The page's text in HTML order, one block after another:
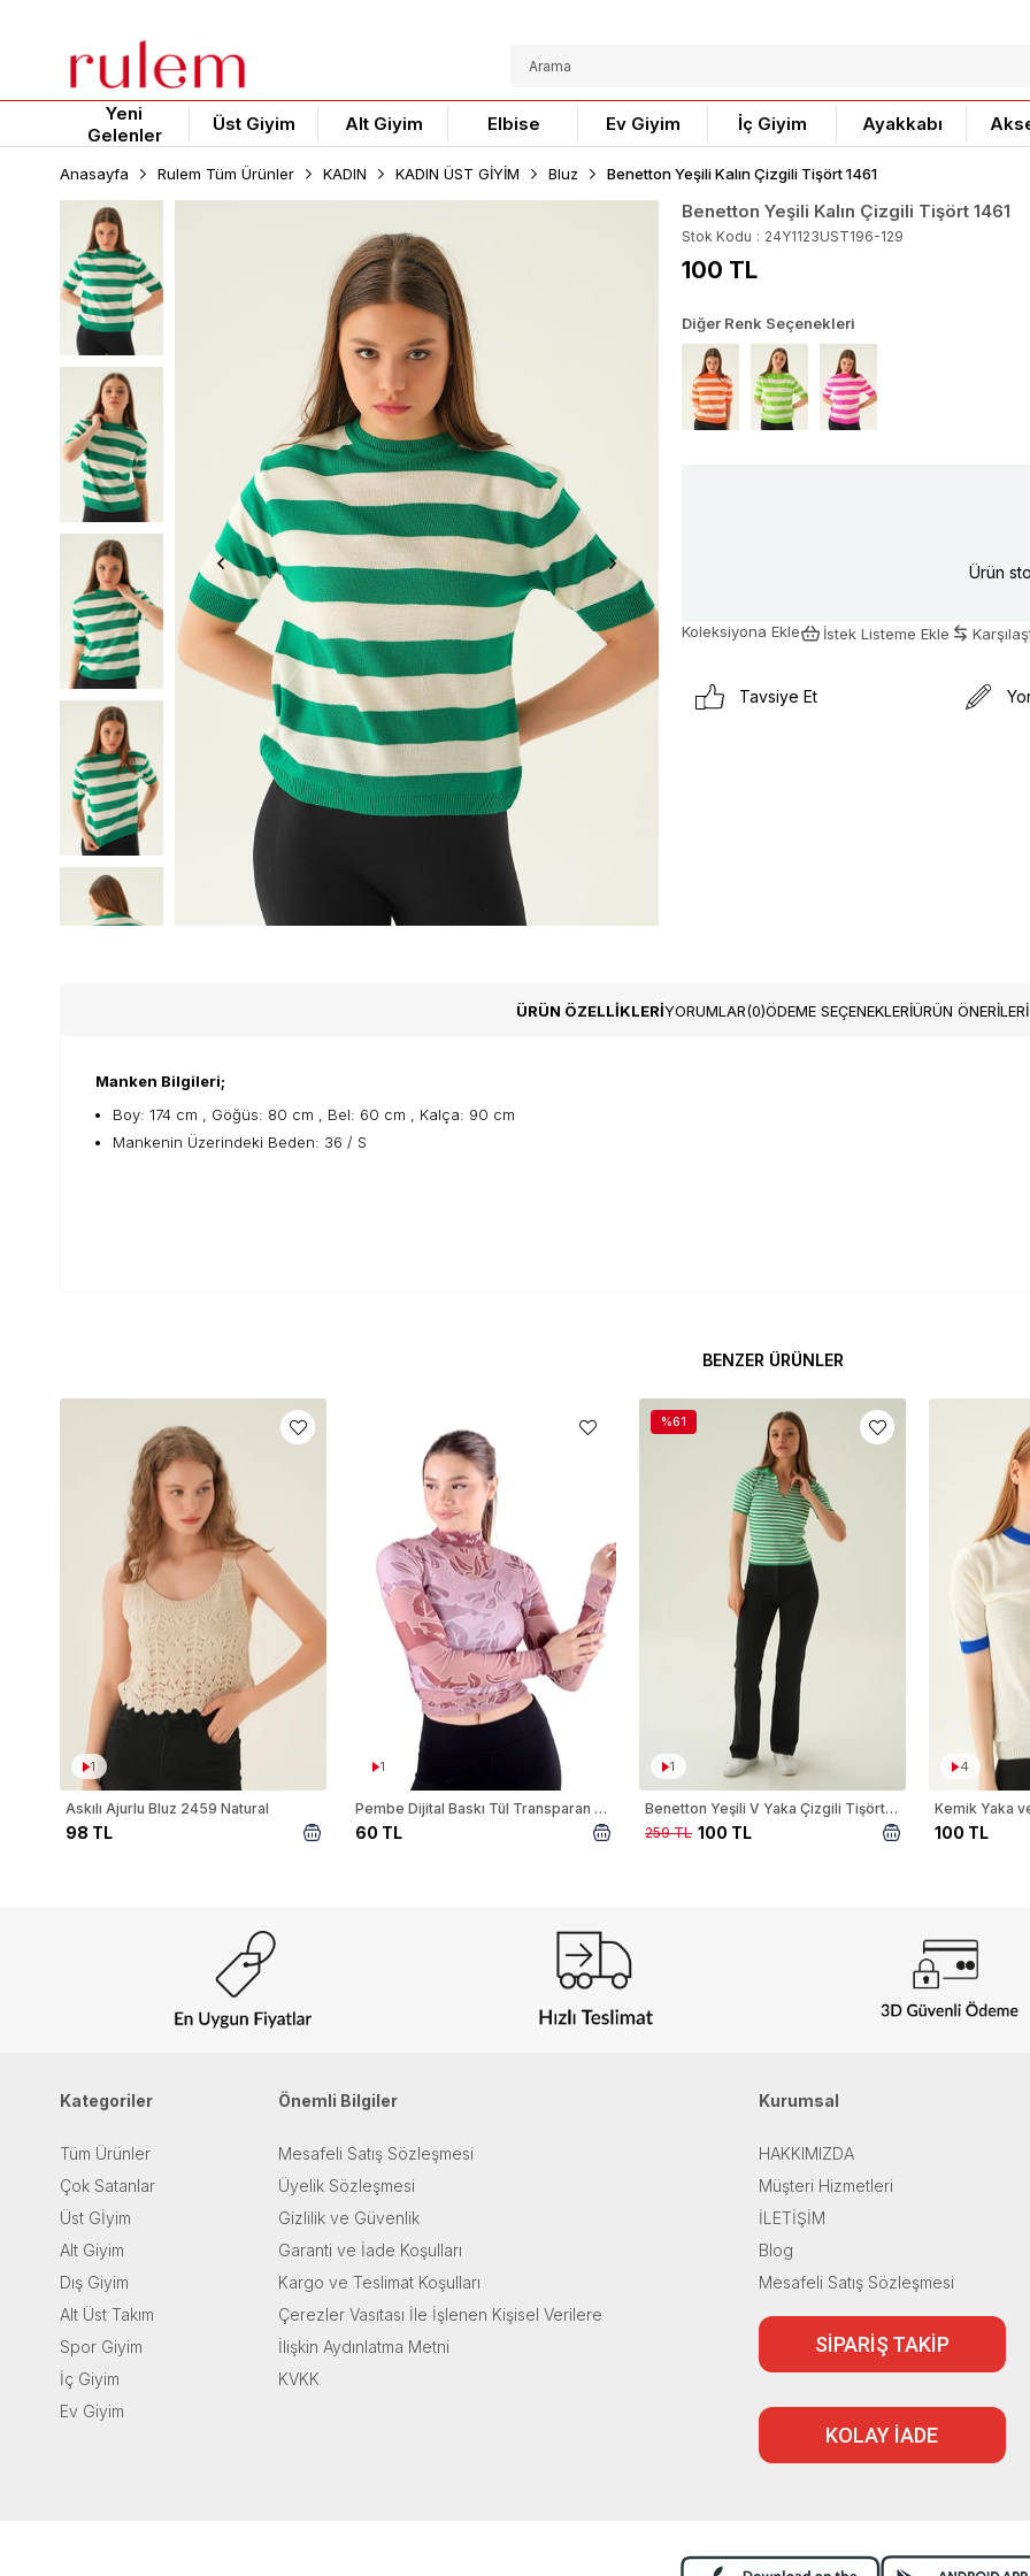
Yeni
Gelenler
Üst Giyim Alt Giyim Elbise Ev Giyim İç Giyim Ayakkabı
Anasayfa Rulem Tüm Ürünler KADIN KADIN ÜST GİYİM Bluz Benetton Yeşili Kalın Çizgili Tişört 1461
Benetton Yeşili Kalın Çizgili Tişört 1461
Stok Kodu 24Y1123UST196-129
100 TL
Diğer Renk Seçenekleri
Ürün
Koleksiyona Ekle İstek Listeme Ekle
Tavsiye Et
ÜRÜN ÖZELLIKLERIYORUMLAR(0)ÖDEME SEÇENEKLERIÜRÜN ÖNERILERI
Manken Bilgileri;
Boy: 174 cm , Göğüs: 80 cm , Bel: 60 cm , Kalça: 90 cm
Mankenin Üzerindeki Beden: 36 / S
BENZER ÜRÜNLER
1
Askılı Ajurlu Bluz 2459 Natural
98 TL
1
Pembe Dijital Baskı Tül Transparan Bluz 074
60 TL
1
Benetton Yeşili V Yaka Çizgili Tişört 1456
100 TL
259 TL
%61
4
Kemik Yaka
100 TL
Kategoriler
Tüm Ürünler
Çok Satanlar
Üst Gİyim
Alt Giyim
Dış Giyim
Alt Üst Takım
Spor Giyim
İç Giyim
Ev Giyim
Önemli Bilgiler
Mesafeli Satış Sözleşmesi
Üyelik Sözleşmesi
Gizlilik ve Güvenlik
Garanti ve İade Koşulları
Kargo ve Teslimat Koşulları
Çerezler Vasıtası İle İşlenen Kişisel Verilere
İlişkin Aydınlatma Metni
KVKK
Kurumsal
HAKKIMIZDA
Müşteri Hizmetleri
İLETİŞİM
Blog
Mesafeli Satış Sözleşmesi
SİPARİŞ TAKİP
KOLAY İADE